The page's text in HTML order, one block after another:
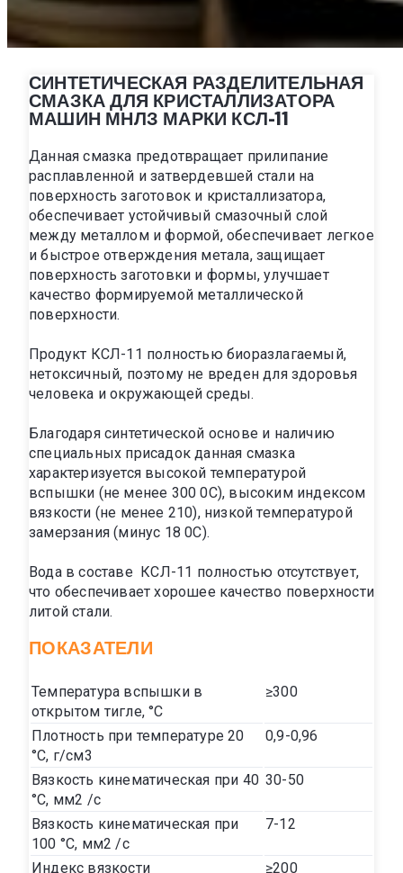
СИНТЕТИЧЕСКАЯ РАЗДЕЛИТЕЛЬНАЯ
СМАЗКА ДЛЯ КРИСТАЛЛИЗАТОРА
МАШИН МНЛЗ МАРКИ КСЛ-11
Данная смазка предотвращает прилипание
расплавленной и затвердевшей стали на
поверхность заготовок и кристаллизатора,
обеспечивает устойчивый смазочный слой
между металлом и формой, обеспечивает легкое
и быстрое отверждения метала, защищает
поверхность заготовки и формы, улучшает
качество формируемой металлической
поверхности.
Продукт КСЛ-11 полностью биоразлагаемый,
нетоксичный, поэтому не вреден для здоровья
человека и окружающей среды.
Благодаря синтетической основе и наличию
специальных присадок данная смазка
характеризуется высокой температурой
вспышки (не менее 300 0С), высоким индексом
вязкости (не менее 210), низкой температурой
замерзания (минус 18 0С).
Вода в составе КСЛ-11 полностью отсутствует,
что обеспечивает хорошее качество поверхности
литой стали.
ПОКАЗАТЕЛИ
Температура вспышки в
открытом тигле, °С
≥300
Плотность при температуре 20
°С, г/см3
0,9-0,96
Вязкость кинематическая при 40
°С, мм2 /с
30-50
Вязкость кинематическая при
100 °С, мм2 /с
7-12
Индекс вязкости ≥200